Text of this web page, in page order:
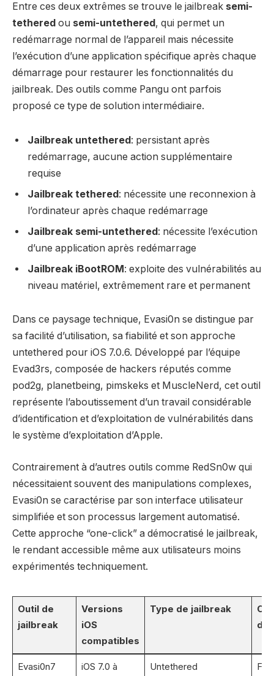
Entre ces deux extrêmes se trouve le jailbreak semi-
tethered ou semi-untethered, qui permet un
redémarrage normal de l’appareil mais nécessite
l’exécution d’une application spécifique après chaque
démarrage pour restaurer les fonctionnalités du
jailbreak. Des outils comme Pangu ont parfois
proposé ce type de solution intermédiaire.
Jailbreak untethered: persistant après
redémarrage, aucune action supplémentaire
requise
Jailbreak tethered: nécessite une reconnexion à
l’ordinateur après chaque redémarrage
Jailbreak semi-untethered: nécessite l’exécution
d’une application après redémarrage
Jailbreak iBootROM: exploite des vulnérabilités au
niveau matériel, extrêmement rare et permanent
Dans ce paysage technique, Evasi0n se distingue par
sa facilité d’utilisation, sa fiabilité et son approche
untethered pour iOS 7.0.6. Développé par l’équipe
Evad3rs, composée de hackers réputés comme
pod2g, planetbeing, pimskeks et MuscleNerd, cet outil
représente l’aboutissement d’un travail considérable
d’identification et d’exploitation de vulnérabilités dans
le système d’exploitation d’Apple.
Contrairement à d’autres outils comme RedSn0w qui
nécessitaient souvent des manipulations complexes,
Evasi0n se caractérise par son interface utilisateur
simplifiée et son processus largement automatisé.
Cette approche “one-click” a démocratisé le jailbreak,
le rendant accessible même aux utilisateurs moins
expérimentés techniquement.
Outil de
jailbreak
Versions
iOS
compatibles
Type de jailbreak
Evasi0n7
iOS 7.0 à
Untethered